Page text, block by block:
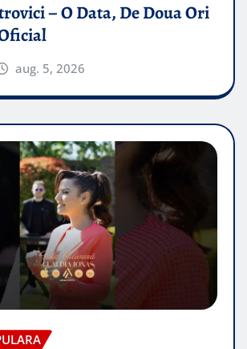
– O Data, De Doua Ori
aug. 5, 2026